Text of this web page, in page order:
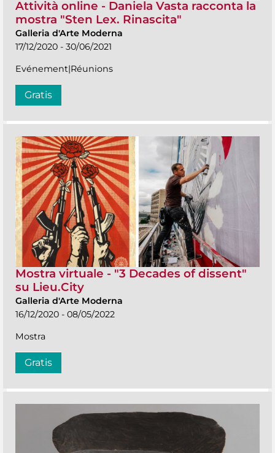
Attività online - Daniela Vasta racconta la
mostra "Sten Lex. Rinascita"
Galleria d'Arte Moderna
17/12/2020 - 30/06/2021
Evénement|Réunions
Gratis
Mostra virtuale - "3 Decades of dissent"
su Lieu.City
Galleria d'Arte Moderna
16/12/2020 - 08/05/2022
Mostra
Gratis